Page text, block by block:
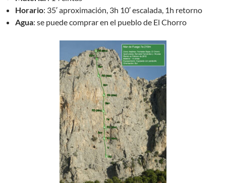
Horario: 35′ aproximación, 3h 10′ escalada, 1h retorno
Agua: se puede comprar en el pueblo de El Chorro